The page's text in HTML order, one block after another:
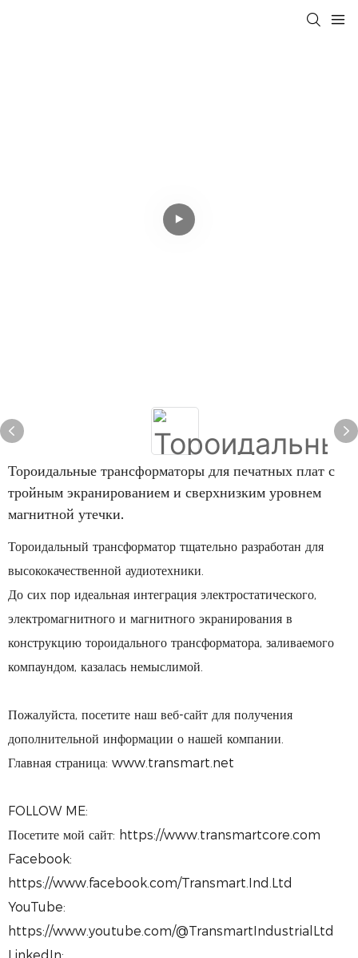
Тороидальные трансформаторы для печатных плат с
тройным экранированием и сверхнизким уровнем
магнитной утечки.
Тороидальный трансформатор тщательно разработан для
высококачественной аудиотехники.
До сих пор идеальная интеграция электростатического,
электромагнитного и магнитного экранирования в
конструкцию тороидального трансформатора, заливаемого
компаундом, казалась немыслимой.
Пожалуйста, посетите наш веб-сайт для получения
дополнительной информации о нашей компании.
Главная страница: www.transmart.net
FOLLOW ME:
Посетите мой сайт: https://www.transmartcore.com
Facebook:
https://www.facebook.com/Transmart.Ind.Ltd
YouTube:
https://www.youtube.com/@TransmartIndustrialLtd